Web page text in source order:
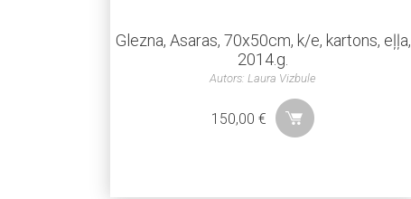
Glezna, Asaras, 70x50cm, k/e, kartons, eļļa,
2014.g.
Autors: Laura Vizbule
150,00€